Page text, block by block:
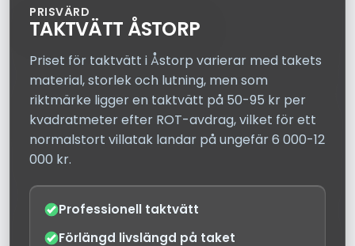
PRISVÄRD
TAKTVÄTT ÅSTORP
Priset för taktvätt i Åstorp varierar med takets
material, storlek och lutning, men som
riktmärke ligger en taktvätt på 50-95 kr per
kvadratmeter efter ROT-avdrag, vilket för ett
normalstort villatak landar på ungefär 6 000-12
000 kr.
Professionell taktvätt
Förlängd livslängd på taket